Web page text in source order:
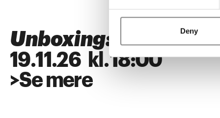
Deny
Unboxing:
19.11 .26 kl.18:00
>Se mere